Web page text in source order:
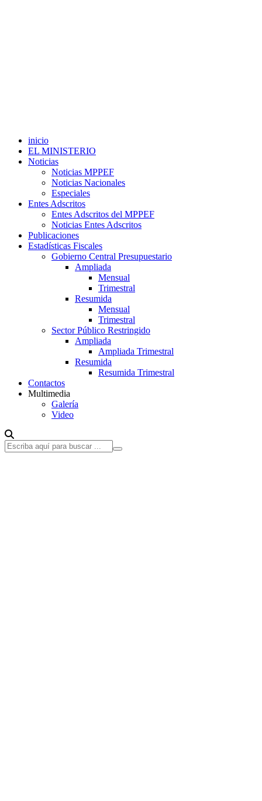
inicio
EL MINISTERIO
Noticias
Noticias MPPEF
Noticias Nacionales
Especiales
Entes Adscritos
Entes Adscritos del MPPEF
Noticias Entes Adscritos
Publicaciones
Estadísticas Fiscales
Gobierno Central Presupuestario
Ampliada
Mensual
Trimestral
Resumida
Mensual
Trimestral
Sector Público Restringido
Ampliada
Ampliada Trimestral
Resumida
Resumida Trimestral
Contactos
Multimedia
Galería
Video